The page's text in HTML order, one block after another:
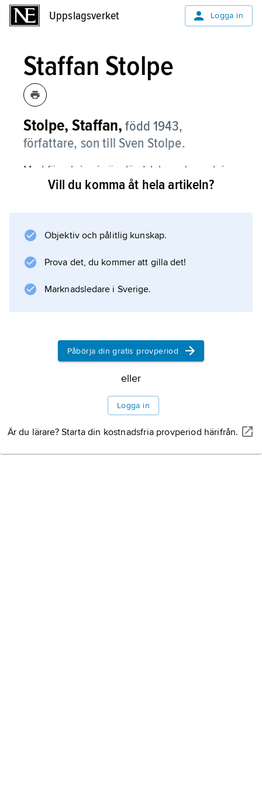
Uppslagsverket Logga in
Staffan Stolpe
Stolpe, Staffan, född 1943,
författare, son till Sven Stolpe.
Med förankring i värmländsk bergslag och i
Grekland har Staffan Stolpe alltifrån debuten
nämnas
(1977), en versifierad dokumentär om en
Byn på Peloponessos
(1979) samt diktsamlingarna
Sprickor i tiden
Information om artikeln
Vill du komma åt hela artikeln?
Objektiv och pålitlig kunskap.
Prova det, du kommer att gilla det!
Marknadsledare i Sverige.
Påbörja din gratis provperiod
eller
Logga in
Är du lärare? Starta din kostnadsfria provperiod härifrån.